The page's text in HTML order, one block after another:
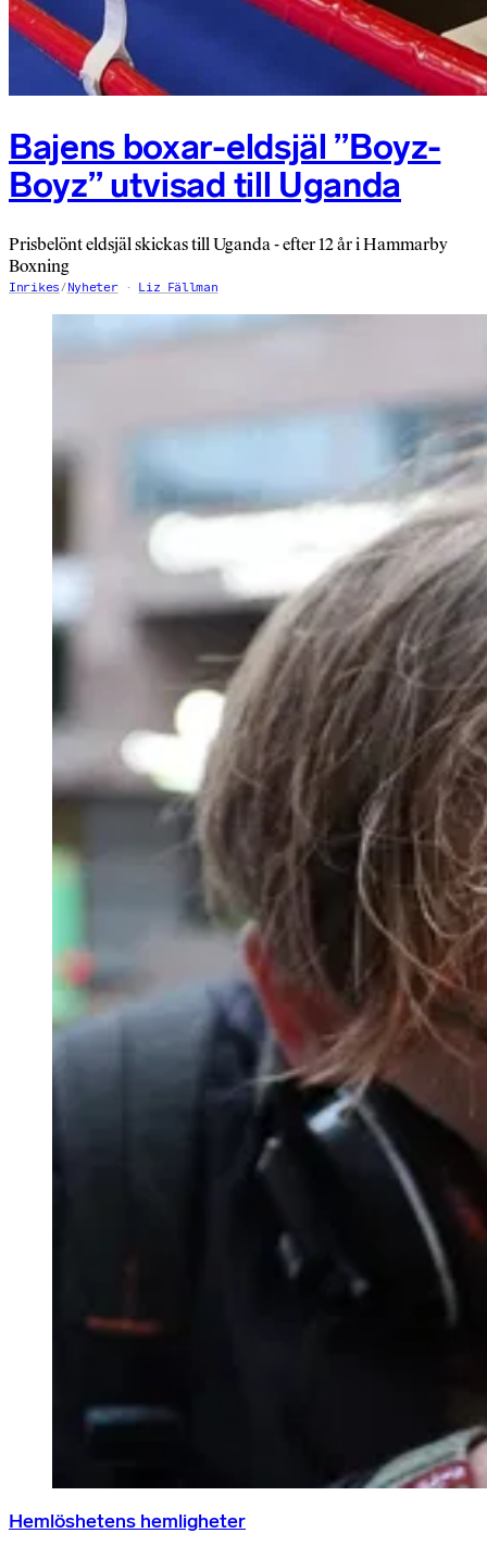
Bajens boxar-eldsjäl ”Boyz-
Boyz” utvisad till Uganda
Prisbelönt eldsjäl skickas till Uganda - efter 12 år i Hammarby
Boxning
Inrikes/Nyheter Liz Fällman
Hemlöshetens hemligheter